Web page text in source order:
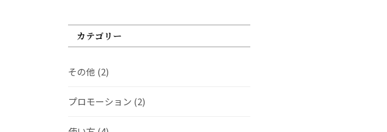
カテゴリー
その他 (2)
プロモーション (2)